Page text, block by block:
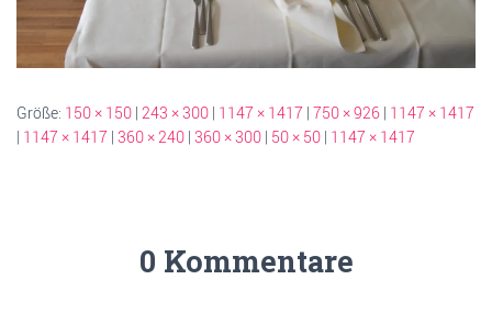
Größe: 150 × 150 | 243 × 300 | 1147 × 1417 | 750 × 926 | 1147 × 1417
| 1147 × 1417 | 360 × 240 | 360 × 300 | 50 × 50 | 1147 × 1417
0 Kommentare